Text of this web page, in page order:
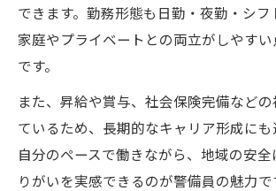
警備員を目指すなら注目のポイン
警備員募集の際に見るべき重
警備の仕事選びで大切なチェ
警備員応募前に知っておくべ
警備求人で比較したい職場環
できます。勤務形態も日勤・夜勤・シフ
家庭やプライベートとの両立がしやす
です。
また、昇給や賞与、社会保険完備など
ているため、長期的なキャリア形成にも
自分のペースで働きながら、地域の安
りがいを実感できるのが警備員の魅力で